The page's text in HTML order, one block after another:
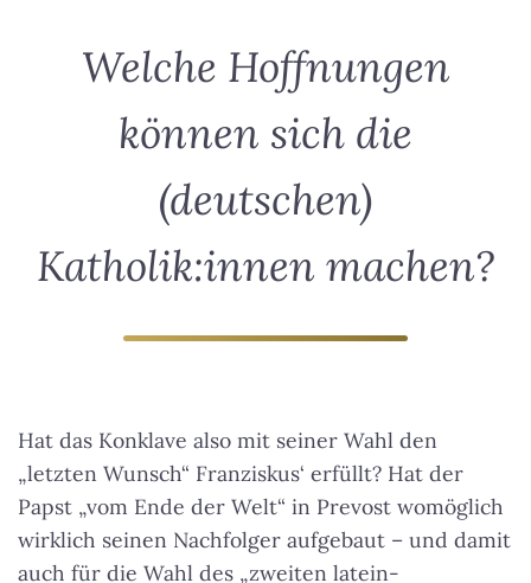
Welche Hoffnungen
können sich die
(deutschen)
Katholik:innen machen?
Hat das Konklave also mit seiner Wahl den
„letzten Wunsch“ Franziskus‘ erfüllt? Hat der
Papst „vom Ende der Welt“ in Prevost womöglich
wirklich seinen Nachfolger aufgebaut – und damit
auch für die Wahl des „zweiten latein-